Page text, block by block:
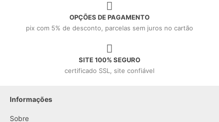
OPÇÕES DE PAGAMENTO
pix com 5% de desconto, parcelas sem juros no cartão
SITE 100% SEGURO
certificado SSL, site confiável
Informações
Sobre